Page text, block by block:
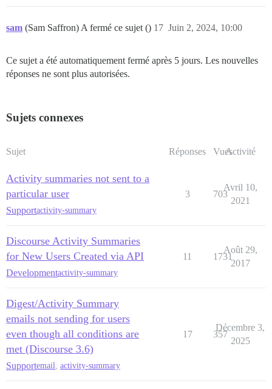
sam (Sam Saffron) A fermé ce sujet () Juin 2, 2024, 10:00
17
Ce sujet a été automatiquement fermé après 5 jours. Les nouvelles
réponses ne sont plus autorisées.
Sujets connexes
Sujet Réponses VuesActivité
Activity summaries not sent to a
particular user
Supportactivity-summary
3 703
Avril 10,
2021
Discourse Activity Summaries
for New Users Created via API
Developmentactivity-summary
11 1731
Août 29,
2017
Digest/Activity Summary
emails not sending for users
even though all conditions are
met (Discourse 3.6)
Supportemail, activity-summary
17 357
Décembre 3,
2025